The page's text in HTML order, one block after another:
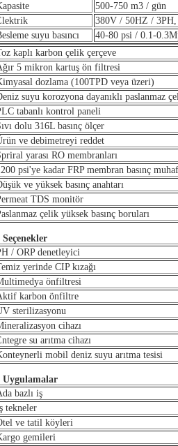
500-750 m3 / gün
380V / 50HZ /
suyu basıncı
40-80 psi / 0.1-
kaplı karbon çelik çerçeve
5 mikron kartuş ön filtresi
dozlama (100TPD veya üzeri)
suyu korozyona dayanıklı paslanmaz
tabanlı kontrol paneli
dolu 316L basınç ölçer
ve debimetreyi reddet
yarası RO membranları
psi'ye kadar FRP membran basınç
ve yüksek basınç anahtarı
TDS monitör
çelik yüksek basınç boruları
Seçenekler
/ ORP denetleyici
yerinde CIP kızağı
önfiltresi
karbon önfiltre
sterilizasyonu
cihazı
su arıtma cihazı
mobil deniz suyu arıtma tesisi
Uygulamalar
bazlı iş
tekneler
ve tatil köyleri
gemileri